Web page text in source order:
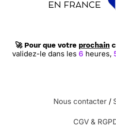
🚀 Pour que votre prochain
validez-le dans les 6heures,
Nous contacter /
CGV &